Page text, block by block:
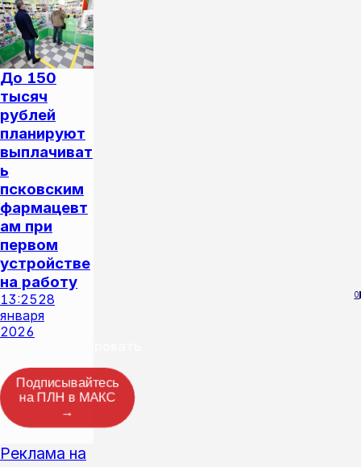
До 150
тысяч
рублей
планируют
выплачиват
ь
псковским
фармацевт
ам при
первом
устройстве
на работу
13:2528
января
2026
0
Подписывайтесь
на ПЛН в МАКС
→
Реклама на